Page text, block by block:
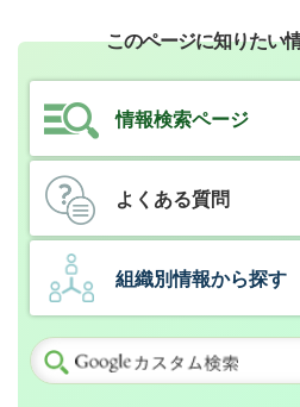
このページに知りたい
情報検索ページ
よくある質問
組織別情報から探す